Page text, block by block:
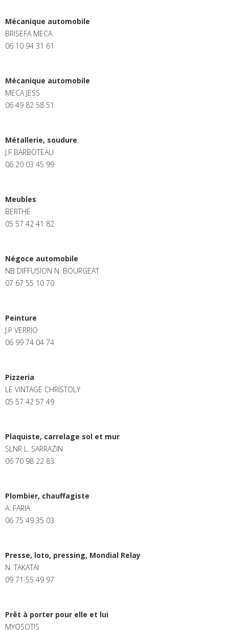
Mécanique automobile
BRISEFA MECA
06 10 94 31 61
Mécanique automobile
MECA JESS
06 49 82 58 51
Métallerie, soudure
J.F BARBOTEAU
06 20 03 45 99
Meubles
BERTHE
05 57 42 41 82
Négoce automobile
NB DIFFUSION N. BOURGEAT
07 67 55 10 70
Peinture
J.P VERRIO
06 99 74 04 74
Pizzeria
LE VINTAGE CHRISTOLY
05 57 42 57 49
Plaquiste, carrelage sol et mur
SLNR L. SARRAZIN
06 70 98 22 83
Plombier, chauffagiste
A. FARIA
06 75 49 35 03
Presse, loto, pressing, Mondial Relay
N. TAKATAI
09 71 55 49 97
Prêt à porter pour elle et lui
MYOSOTIS